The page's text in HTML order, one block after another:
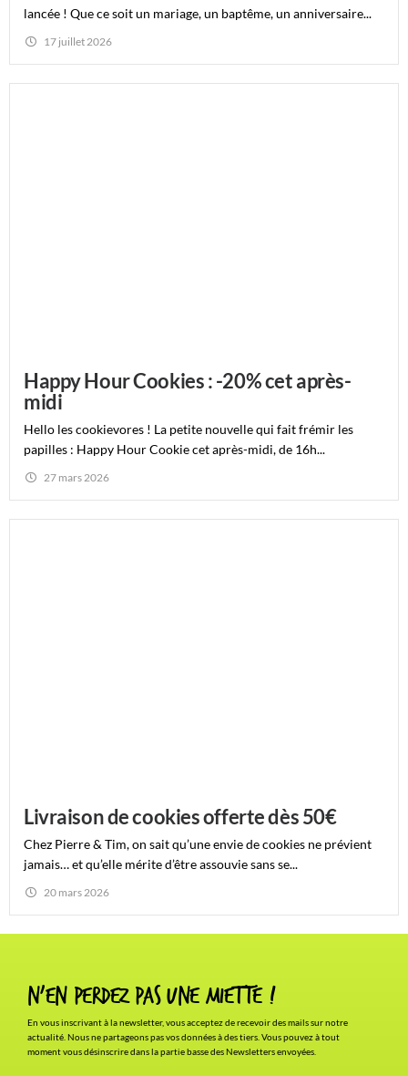
lancée ! Que ce soit un mariage, un baptême, un anniversaire...
17 juillet 2026
Happy Hour Cookies : -20% cet après-
midi
Hello les cookievores ! La petite nouvelle qui fait frémir les
papilles : Happy Hour Cookie cet après-midi, de 16h...
27 mars 2026
Livraison de cookies offerte dès 50€
Chez Pierre & Tim, on sait qu’une envie de cookies ne prévient
jamais… et qu’elle mérite d’être assouvie sans se...
20 mars 2026
N'en Perdez pas une miette !
En vous inscrivant à la newsletter, vous acceptez de recevoir des mails sur notre
actualité. Nous ne partageons pas vos données à des tiers. Vous pouvez à tout
moment vous désinscrire dans la partie basse des Newsletters envoyées.